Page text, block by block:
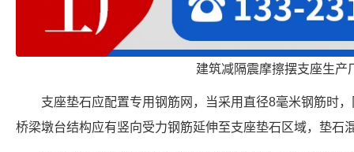
建筑减隔震摩擦摆支座生产
支座垫石应配置专用钢筋网，当采用直径8毫米钢筋时
桥梁墩台结构应有竖向受力钢筋延伸至支座垫石区域，垫石